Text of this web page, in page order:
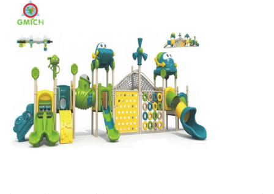
Su di noi
Visita alla fabbrica
Controllo Qualità
Contattaci